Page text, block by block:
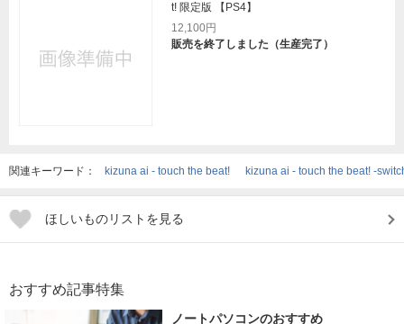
t! 限定版 【PS4】
12,100円
販売を終了しました（生産完了）
関連キーワード： kizuna ai - touch the beat! kizuna ai - touch the beat! -
ほしいものリストを見る
おすすめ記事特集
ノートパソコンのおすすめ